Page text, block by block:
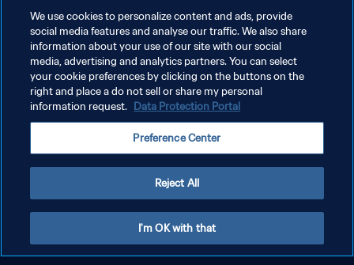
LIHAT LEBIH BANYAK
KEBIJAKAN PRIVASI
SYARAT DAN KETENTUAN
We use cookies to personalize content and ads, provide
social media features and analyse our traffic. We also share
information about your use of our site with our social
media, advertising and analytics partners. You can select
your cookie preferences by clicking on the buttons on the
right and place a do not sell or share my personal
information request. Data Protection Portal
Preference Center
Reject All
I'm OK with that